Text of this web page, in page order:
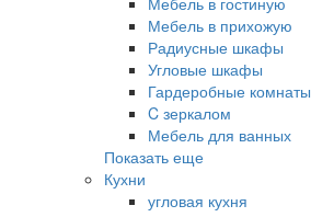
Мебель в прихожую
Радиусные шкафы
Угловые шкафы
Гардеробные комнаты
C зеркалом
Мебель для ванных
Показать еще
Кухни
угловая кухня